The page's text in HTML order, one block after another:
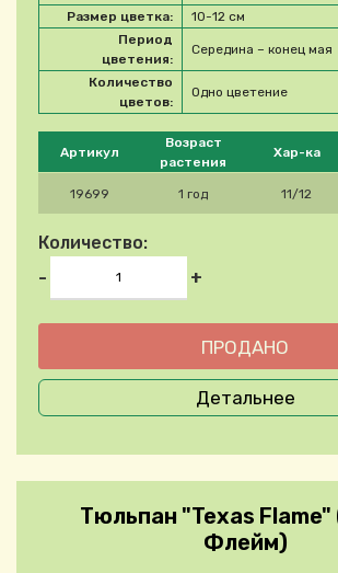
Please select product
Артикул
Возраст
растения
Хар-ка
19699 1 год 11/12
Количество:
-
+
Размер цветка:
10-12 см
Период
цветения:
Середина – конец мая
Количество
цветов:
Одно цветение
Детальнее
Тюльпан "Texas Flame"
Флейм)